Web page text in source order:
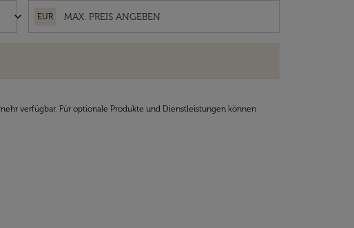
keyboard_arrow_down EUR
verfügbar. Für optionale Produkte und Dienstleistungen können